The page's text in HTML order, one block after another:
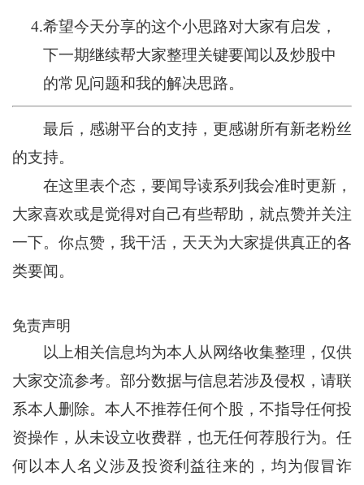
4.希望今天分享的这个小思路对大家有启发，
下一期继续帮大家整理关键要闻以及炒股中
的常见问题和我的解决思路。
最后，感谢平台的支持，更感谢所有新老粉丝
的支持。
在这里表个态，要闻导读系列我会准时更新，
大家喜欢或是觉得对自己有些帮助，就点赞并关注
一下。你点赞，我干活，天天为大家提供真正的各
类要闻。
免责声明
以上相关信息均为本人从网络收集整理，仅供
大家交流参考。部分数据与信息若涉及侵权，请联
系本人删除。本人不推荐任何个股，不指导任何投
资操作，从未设立收费群，也无任何荐股行为。任
何以本人名义涉及投资利益往来的，均为假冒诈